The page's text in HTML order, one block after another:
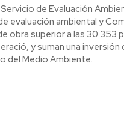
de Evaluación
evaluación ambiental y
obra superior a las 30.353
de
del Medio Ambiente.